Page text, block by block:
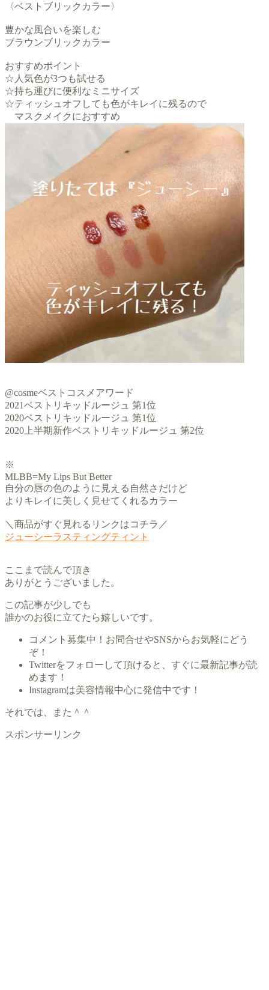
〈ベストブリックカラー〉
豊かな風合いを楽しむ
ブラウンブリックカラー
おすすめポイント
☆人気色が3つも試せる
☆持ち運びに便利なミニサイズ
☆ティッシュオフしても色がキレイに残るので
マスクメイクにおすすめ
@cosmeベストコスメアワード
2021ベストリキッドルージュ 第1位
2020ベストリキッドルージュ 第1位
2020上半期新作ベストリキッドルージュ 第2位
※
MLBB=My Lips But Better
自分の唇の色のように見える自然さだけど
よりキレイに美しく見せてくれるカラー
＼商品がすぐ見れるリンクはコチラ／
ジューシーラスティングティント
ここまで読んで頂き
ありがとうございました。
この記事が少しでも
誰かのお役に立てたら嬉しいです。
コメント募集中！お問合せやSNSからお気軽にどう
ぞ！
Twitterをフォローして頂けると、すぐに最新記事が読
めます！
Instagramは美容情報中心に発信中です！
それでは、また＾＾
スポンサーリンク